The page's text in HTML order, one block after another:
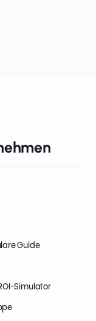
Guide
Simulator